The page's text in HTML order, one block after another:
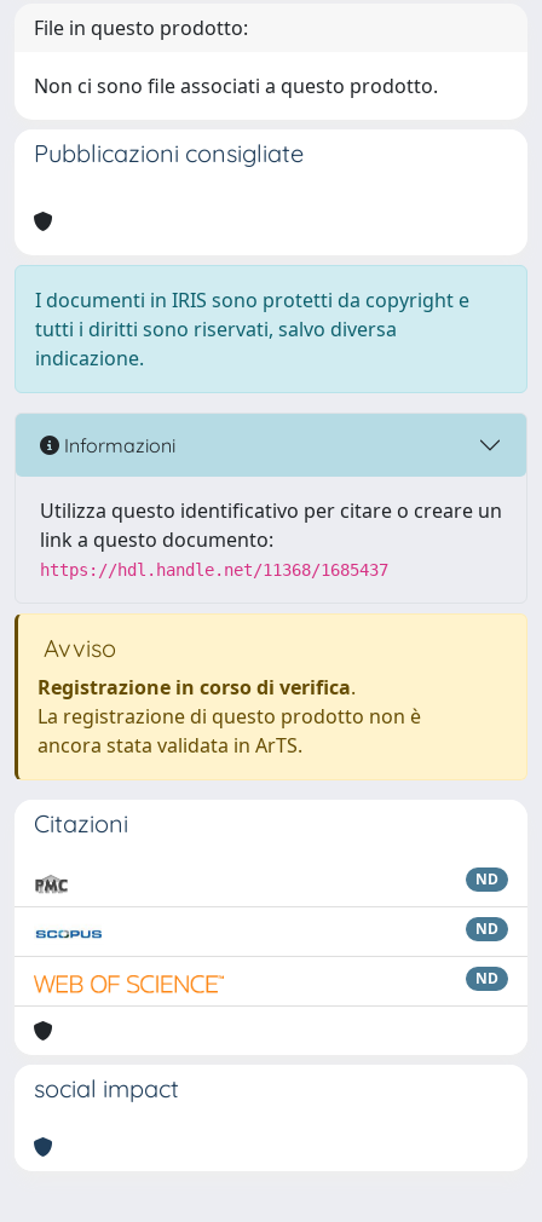
File in questo prodotto:
Non ci sono file associati a questo prodotto.
Pubblicazioni consigliate
I documenti in IRIS sono protetti da copyright e
tutti i diritti sono riservati, salvo diversa
indicazione.
Informazioni
Utilizza questo identificativo per citare o creare un
link a questo documento:
https://hdl.handle.net/11368/1685437
Avviso
Registrazione in corso di verifica.
La registrazione di questo prodotto non è
ancora stata validata in ArTS.
Citazioni
ND
ND
ND
social impact